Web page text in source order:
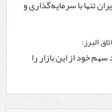
دلاری با ایران تنها با سرمایه‌گذاری و
البرز:
خود از این بازار را